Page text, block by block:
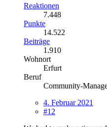
Reaktionen
7.448
Punkte
14.522
Beiträge
1.910
Wohnort
Erfurt
Beruf
Community-
4. Februar 2021
#12